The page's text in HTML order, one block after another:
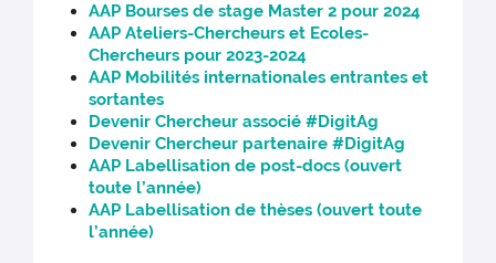
AAP Bourses de stage Master 2 pour 2024
AAP Ateliers-Chercheurs et Ecoles-
Chercheurs pour 2023-2024
AAP Mobilités internationales entrantes et
sortantes
Devenir Chercheur associé #DigitAg
Devenir Chercheur partenaire #DigitAg
AAP Labellisation de post-docs (ouvert
toute l’année)
AAP Labellisation de thèses (ouvert toute
l’année)